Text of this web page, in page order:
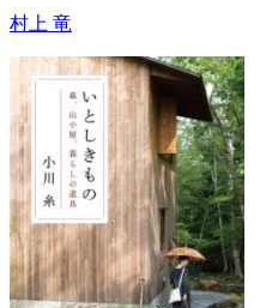
村上 竜